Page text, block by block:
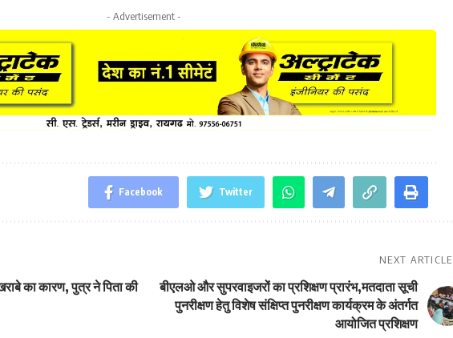
- Advertisement -
Facebook Twitter
का कारण, पुत्र ने पिता की
NEXT ARTICLE
बीएलओ और सुपरवाइजरों का प्रशिक्षण प्रारंभ,मतदाता सूची
पुनरीक्षण हेतु विशेष संक्षिप्त पुनरीक्षण कार्यक्रम के अंतर्गत
आयोजित प्रशिक्षण